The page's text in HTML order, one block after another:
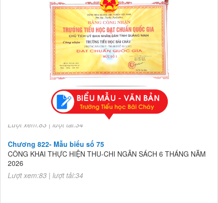
Chương 822- Mẫu biểu số 75
CÔNG KHAI THỰC HIỆN THU-CHI NGÂN SÁCH 6 THÁNG NĂM
Lượt xem:83 | lượt tải:34
CÔNG KHAI THỰC HIỆN THU-CHI NGÂN SÁCH 6 THÁNG NĂM
2026
Lượt xem:83 | lượt tải:34